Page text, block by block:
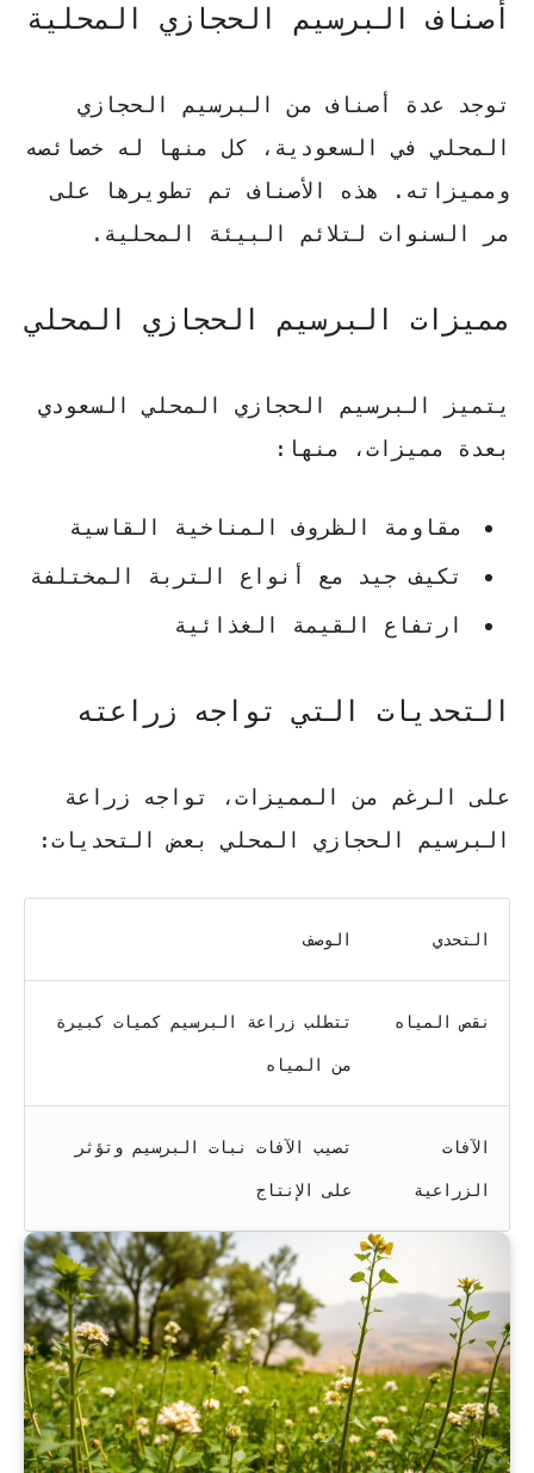
أصناف البرسيم الحجازي المحلية
توجد عدة أصناف من البرسيم الحجازي
المحلي في السعودية، كل منها له خصائصه
ومميزاته . هذه الأصناف تم تطويرها على
مر السنوات لتلائم البيئة المحلية.
مميزات البرسيم الحجازي المحلي
يتميز البرسيم الحجازي المحلي السعودي
بعدة مميزات، منها:
مقاومة الظروف المناخية القاسية
تكيف جيد مع أنواع التربة المختلفة
ارتفاع القيمة الغذائية
التحديات التي تواجه زراعته
على الرغم من المميزات، تواجه زراعة
البرسيم الحجازي المحلي بعض التحديات:
التحدي الوصف
نقص المياه تتطلب زراعة البرسيم كميات كبيرة
من المياه
الآفات
الزراعية
تصيب الآفات نبات البرسيم وتؤثر
على الإنتاج